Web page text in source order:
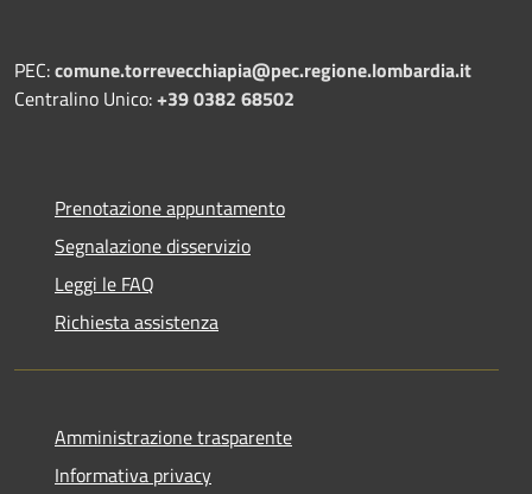
PEC:comune.torrevecchiapia@pec.regione.lombardia.it
Centralino Unico:+39 0382 68502
Prenotazione appuntamento
Segnalazione disservizio
Leggi le FAQ
Richiesta assistenza
Amministrazione trasparente
Informativa privacy